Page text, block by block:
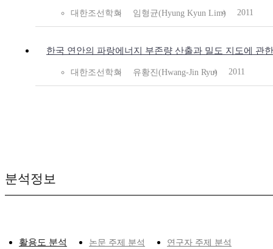
대한조선학회 임형균(Hyung Kyun Lim) 2011
한국 연안의 파랑에너지 부존량 산출과 밀도 지도에 관
대한조선학회 유황진(Hwang-Jin Ryu) 2011
분석정보
활용도 분석 논문 주제 분석 연구자 주제 분석